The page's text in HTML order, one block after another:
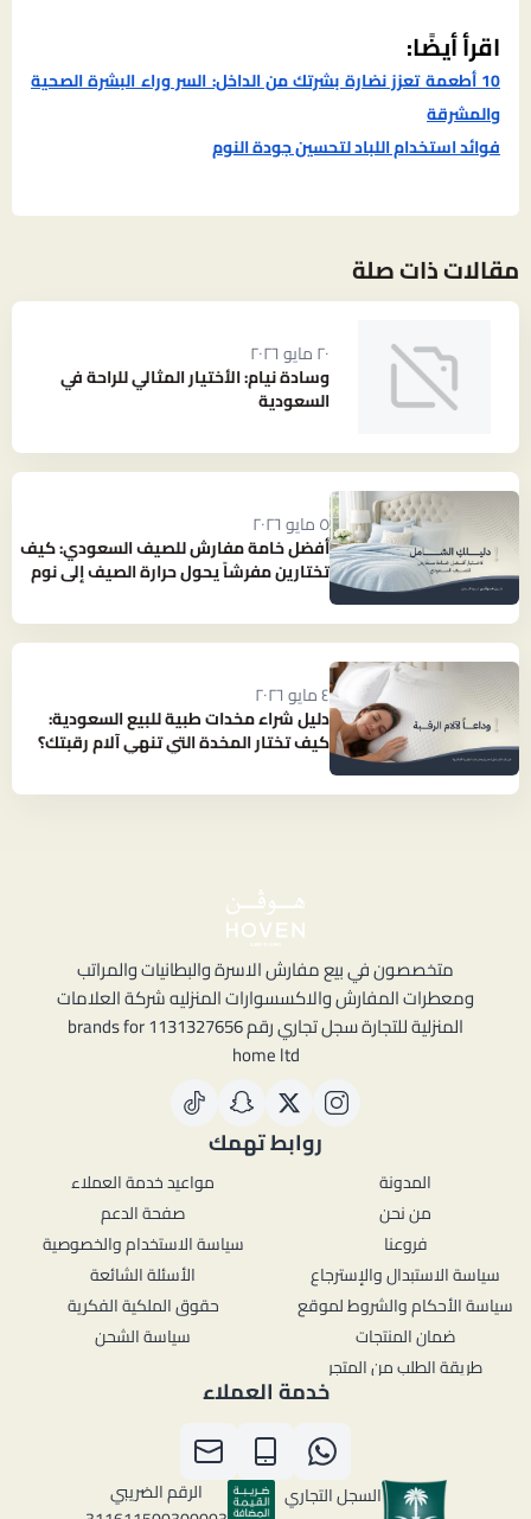
اقرأ أيضًا:
10 أطعمة تعزز نضارة بشرتك من الداخل: السر وراء البشرة الصحية
والمشرقة
فوائد استخدام اللباد لتحسين جودة النوم
مقالات ذات صلة
٢٠ مايو ٢٠٢٦
وسادة نيام: الأختيار المثالي للراحة في
السعودية
٥ مايو ٢٠٢٦
أفضل خامة مفارش للصيف السعودي: كيف
تختارين مفرشاً يحول حرارة الصيف إلى نوم
٤ مايو ٢٠٢٦
دليل شراء مخدات طبية للبيع السعودية:
كيف تختار المخدة التي تنهي آلام رقبتك؟
متخصصون في بيع مفارش الاسرة والبطانيات والمراتب
ومعطرات المفارش والاكسسوارات المنزليه شركة العلامات
المنزلية للتجارة سجل تجاري رقم 1131327656 brands for
home ltd
روابط تهمك
المدونة
من نحن
فروعنا
سياسة الاستبدال والإسترجاع
سياسة الأحكام والشروط لموقع
ضمان المنتجات
طريقة الطلب من المتجر
مواعيد خدمة العملاء
صفحة الدعم
سياسة الاستخدام والخصوصية
الأسئلة الشائعة
حقوق الملكية الفكرية
سياسة الشحن
خدمة العملاء
السجل التجاري
الرقم الضريبي